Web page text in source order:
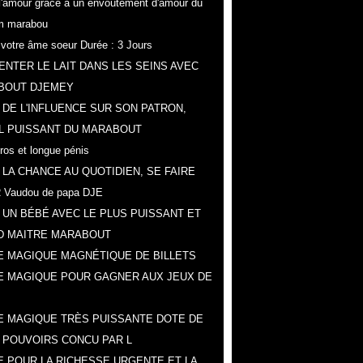
grâce a un envoûtement d'amour du
marabou
âme soeur Durée : 3 Jours
LE LAIT DANS LES SEINS AVEC
DJEMEY
L'INFLUENCE SUR SON PATRON,
PUISSANT DU MARABOUT
et longue pénis
LA CHANCE AU QUOTIDIEN, SE FAIRE
Vaudou de papa DJE
UN BÉBÉ AVEC LE PLUS PUISSANT ET
MAITRE MARABOUT
MAGIQUE MAGNÉTIQUE DE BILLETS
MAGIQUE POUR GAGNER AUX JEUX DE
MAGIQUE TRÈS PUISSANTE DOTE DE
CONCU PAR L